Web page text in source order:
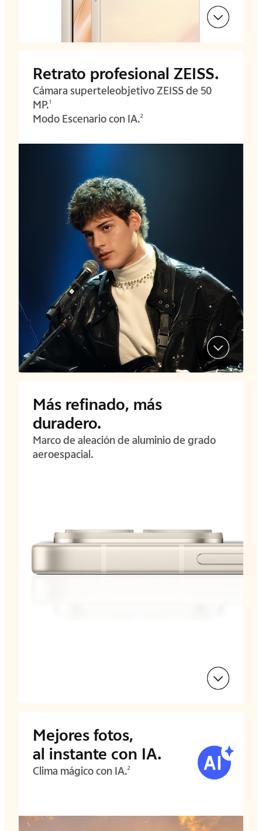
Retrato profesional ZEISS.
Cámara superteleobjetivo ZEISS de 50
MP.1
Modo Escenario con IA.2
Más refinado, más
duradero.
Marco de aleación de aluminio de grado
aeroespacial.
Mejores fotos,
al instante con IA.
Clima mágico con IA.2